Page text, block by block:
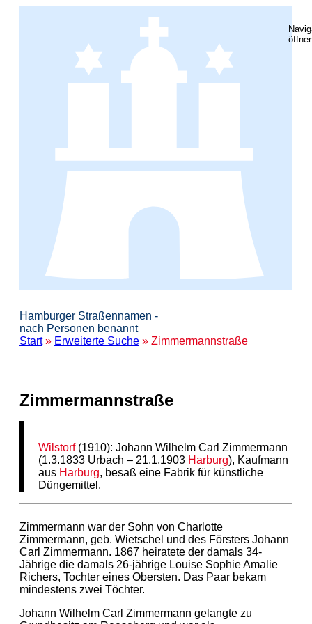
Hamburger Straßennamen -
nach Personen benannt
Start» Erweiterte Suche » Zimmermannstraße
Zimmermannstraße
Wilstorf(1910): Johann Wilhelm Carl Zimmermann
(1.3.1833 Urbach – 21.1.1903 Harburg), Kaufmann
aus Harburg, besaß eine Fabrik für künstliche
Düngemittel.
Zimmermann war der Sohn von Charlotte
Zimmermann, geb. Wietschel und des Försters Johann
Carl Zimmermann. 1867 heiratete der damals 34-
Jährige die damals 26-jährige Louise Sophie Amalie
Richers, Tochter eines Obersten. Das Paar bekam
mindestens zwei Töchter.
Johann Wilhelm Carl Zimmermann gelangte zu